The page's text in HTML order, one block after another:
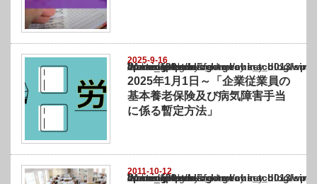
2025-9-16
Warning
: Undefined array key "show_category" in
/home/netst/kuno-cpa.co.jp/public_html/china_blog/wp-content/themes/
on line183
2025年1月1日～「企業従業員の
基本養老保険及び病気障害手当
に係る暫定方法」
2011-10-12
Warning
: Undefined array key "show_category" in
/home/netst/kuno-cpa.co.jp/public_html/china_blog/wp-content/themes/
on line183